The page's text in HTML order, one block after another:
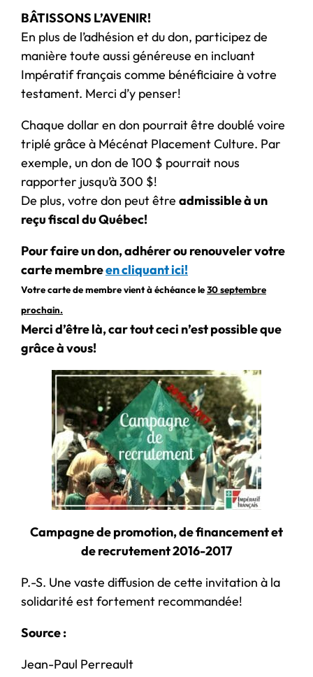
BÂTISSONS L’AVENIR!
En plus de l’adhésion et du don, participez de
manière toute aussi généreuse en incluant
Impératif français comme bénéficiaire à votre
testament. Merci d’y penser!
Chaque dollar en don pourrait être doublé voire
triplé grâce à Mécénat Placement Culture. Par
exemple, un don de 100 $ pourrait nous
rapporter jusqu’à 300 $!
De plus, votre don peut être admissible à un
reçu fiscal du Québec!
Pour faire un don, adhérer ou renouveler votre
carte membreen cliquant ici!
Votre carte de membre vient à échéance le30 septembre
prochain.
Merci d’être là, car tout ceci n’est possible que
grâce à vous!
Campagne de promotion, de financement et
derecrutement 2016-2017
P.-S. Une vaste diffusion de cette invitation à la
solidarité est fortement recommandée!
Source :
Jean-Paul Perreault